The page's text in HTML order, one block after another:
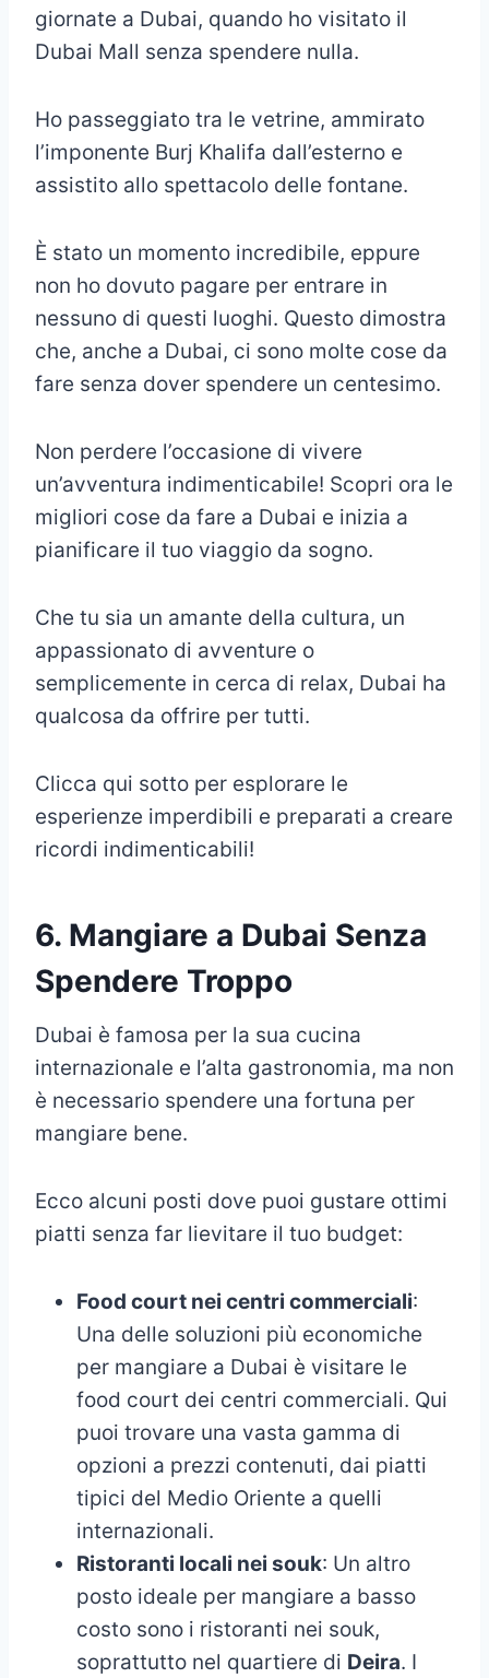
giornate a Dubai, quando ho visitato il
Dubai Mall senza spendere nulla.
Ho passeggiato tra le vetrine, ammirato
l’imponente Burj Khalifa dall’esterno e
assistito allo spettacolo delle fontane.
È stato un momento incredibile, eppure
non ho dovuto pagare per entrare in
nessuno di questi luoghi. Questo dimostra
che, anche a Dubai, ci sono molte cose da
fare senza dover spendere un centesimo.
Non perdere l’occasione di vivere
un’avventura indimenticabile! Scopri ora le
migliori cose da fare a Dubai e inizia a
pianificare il tuo viaggio da sogno.
Che tu sia un amante della cultura, un
appassionato di avventure o
semplicemente in cerca di relax, Dubai ha
qualcosa da offrire per tutti.
Clicca qui sotto per esplorare le
esperienze imperdibili e preparati a creare
ricordi indimenticabili!
6. Mangiare a Dubai Senza
Spendere Troppo
Dubai è famosa per la sua cucina
internazionale e l’alta gastronomia, ma non
è necessario spendere una fortuna per
mangiare bene.
Ecco alcuni posti dove puoi gustare ottimi
piatti senza far lievitare il tuo budget:
Food court nei centri commerciali:
Una delle soluzioni più economiche
per mangiare a Dubai è visitare le
food court dei centri commerciali. Qui
puoi trovare una vasta gamma di
opzioni a prezzi contenuti, dai piatti
tipici del Medio Oriente a quelli
internazionali.
Ristoranti locali nei souk: Un altro
posto ideale per mangiare a basso
costo sono i ristoranti nei souk,
soprattutto nel quartiere di Deira. I